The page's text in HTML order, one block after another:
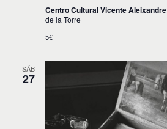
Centro Cultural Vicente Aleixandre
de la Torre
5€
SÁB
27